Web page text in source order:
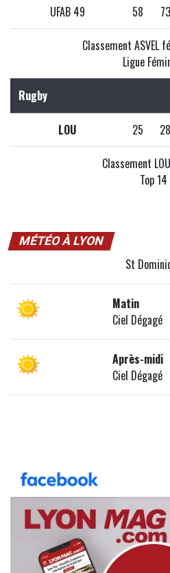
UFAB 49 58 73
Classement ASVEL
Ligue
Rugby
LOU 25 28
Classement
Top 14
MÉTÉO À LYON
St
Matin
Ciel
Après-midi
Ciel